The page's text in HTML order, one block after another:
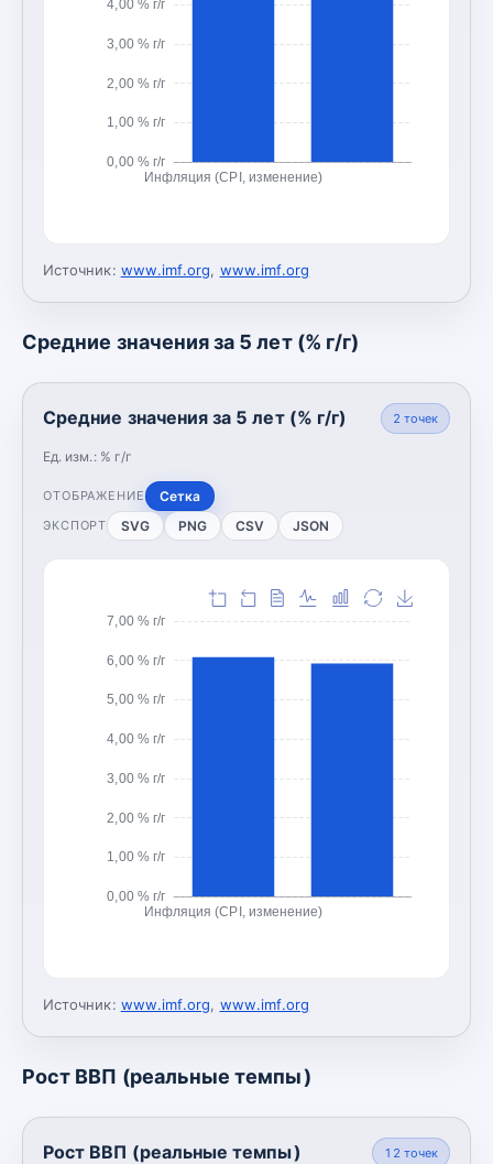
0,00 % г/г
1,00 % г/г
2,00 % г/г
3,00 % г/г
4,00 % г/г
Инфляция (CPI, изменение)
Источник: www.imf.org, www.imf.org
Средние значения за 5 лет (% г/г)
Средние значения за 5 лет (% г/г)
Ед. изм.: % г/г
2 точек
ОТОБРАЖЕНИЕ Сетка
ЭКСПОРТ SVG PNG CSV JSON
0,00 % г/г
1,00 % г/г
2,00 % г/г
3,00 % г/г
4,00 % г/г
5,00 % г/г
6,00 % г/г
7,00 % г/г
Инфляция (CPI, изменение)
Источник: www.imf.org, www.imf.org
Рост ВВП (реальные темпы)
Рост ВВП (реальные темпы) 12 точек